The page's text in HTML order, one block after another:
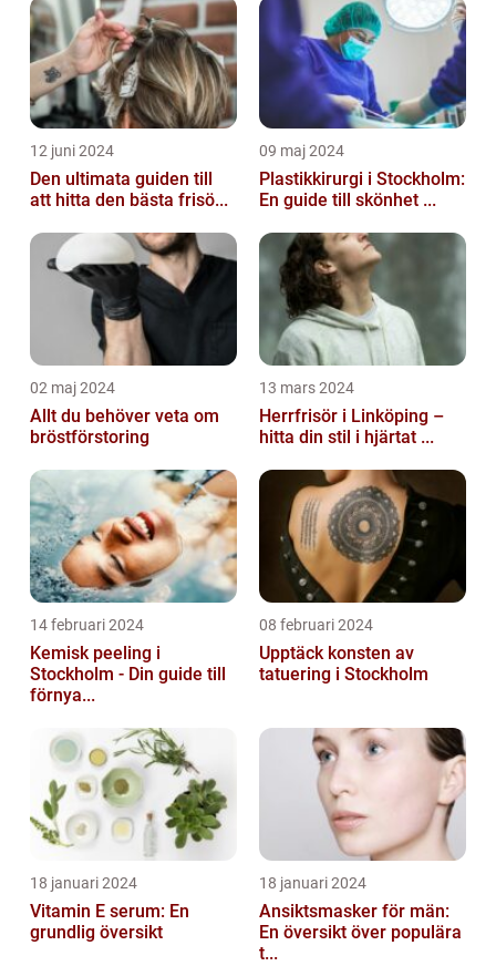
12 juni 2024
Den ultimata guiden till
att hitta den bästa frisö...
09 maj 2024
Plastikkirurgi i Stockholm:
En guide till skönhet ...
02 maj 2024
Allt du behöver veta om
bröstförstoring
13 mars 2024
Herrfrisör i Linköping –
hitta din stil i hjärtat ...
14 februari 2024
Kemisk peeling i
Stockholm - Din guide till
förnya...
08 februari 2024
Upptäck konsten av
tatuering i Stockholm
18 januari 2024
Vitamin E serum: En
grundlig översikt
18 januari 2024
Ansiktsmasker för män:
En översikt över populära
t...